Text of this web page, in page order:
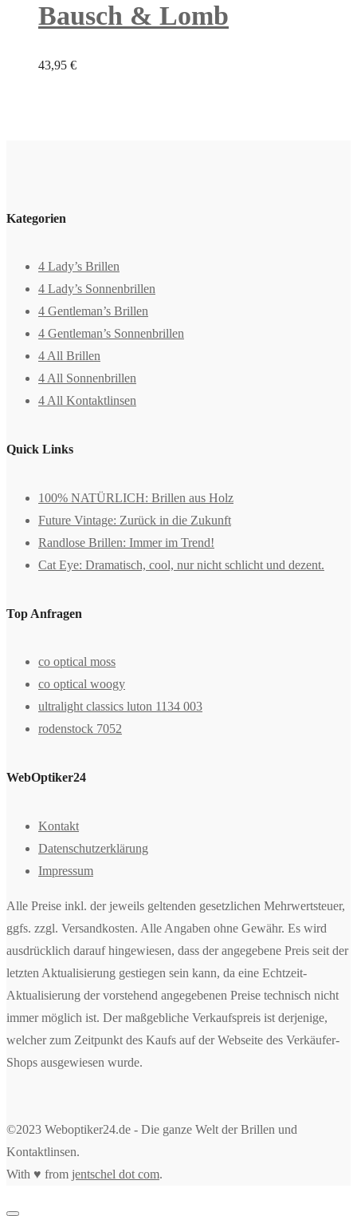
Bausch & Lomb
43,95 €
Kategorien
4 Lady’s Brillen
4 Lady’s Sonnenbrillen
4 Gentleman’s Brillen
4 Gentleman’s Sonnenbrillen
4 All Brillen
4 All Sonnenbrillen
4 All Kontaktlinsen
Quick Links
100% NATÜRLICH: Brillen aus Holz
Future Vintage: Zurück in die Zukunft
Randlose Brillen: Immer im Trend!
Cat Eye: Dramatisch, cool, nur nicht schlicht und dezent.
Top Anfragen
co optical moss
co optical woogy
ultralight classics luton 1134 003
rodenstock 7052
WebOptiker24
Kontakt
Datenschutzerklärung
Impressum
Alle Preise inkl. der jeweils geltenden gesetzlichen Mehrwertsteuer,
ggfs. zzgl. Versandkosten. Alle Angaben ohne Gewähr. Es wird
ausdrücklich darauf hingewiesen, dass der angegebene Preis seit der
letzten Aktualisierung gestiegen sein kann, da eine Echtzeit-
Aktualisierung der vorstehend angegebenen Preise technisch nicht
immer möglich ist. Der maßgebliche Verkaufspreis ist derjenige,
welcher zum Zeitpunkt des Kaufs auf der Webseite des Verkäufer-
Shops ausgewiesen wurde.
©2023 Weboptiker24.de - Die ganze Welt der Brillen und
Kontaktlinsen.
With ♥ from jentschel dot com.